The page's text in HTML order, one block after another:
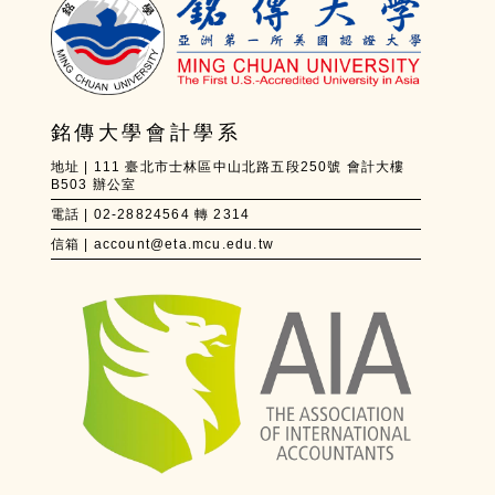
銘傳大學會計學系
地址 | 111 臺北市士林區中山北路五段250號 會計大樓
B503 辦公室
電話 | 02-28824564 轉 2314
信箱 | account@eta.mcu.edu.tw